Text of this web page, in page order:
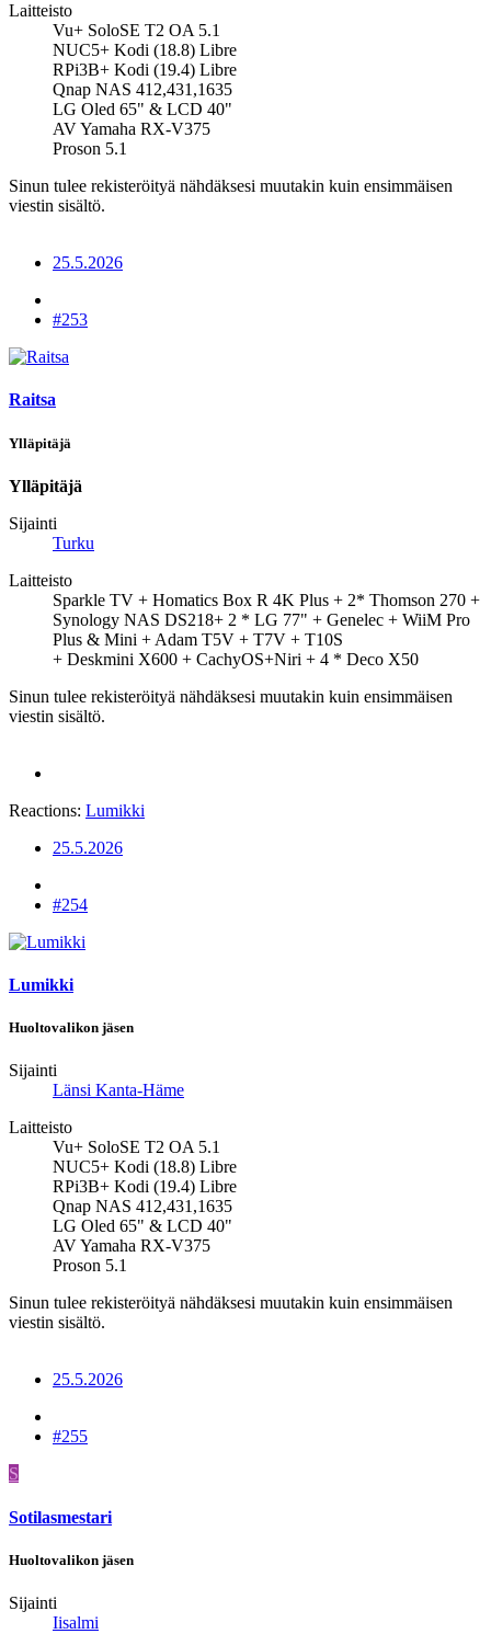
Laitteisto
Vu+ SoloSE T2 OA 5.1
NUC5+ Kodi (18.8) Libre
RPi3B+ Kodi (19.4) Libre
Qnap NAS 412,431,1635
LG Oled 65" & LCD 40"
AV Yamaha RX-V375
Proson 5.1
Sinun tulee rekisteröityä nähdäksesi muutakin kuin ensimmäisen
viestin sisältö.
25.5.2026
#253
Raitsa
Ylläpitäjä
Ylläpitäjä
Sijainti
Turku
Laitteisto
Sparkle TV + Homatics Box R 4K Plus + 2* Thomson 270 +
Synology NAS DS218+ 2 * LG 77" + Genelec + WiiM Pro
Plus & Mini + Adam T5V + T7V + T10S
+ Deskmini X600 + CachyOS+Niri + 4 * Deco X50
Sinun tulee rekisteröityä nähdäksesi muutakin kuin ensimmäisen
viestin sisältö.
Reactions: Lumikki
25.5.2026
#254
Lumikki
Huoltovalikon jäsen
Sijainti
Länsi Kanta-Häme
Laitteisto
Vu+ SoloSE T2 OA 5.1
NUC5+ Kodi (18.8) Libre
RPi3B+ Kodi (19.4) Libre
Qnap NAS 412,431,1635
LG Oled 65" & LCD 40"
AV Yamaha RX-V375
Proson 5.1
Sinun tulee rekisteröityä nähdäksesi muutakin kuin ensimmäisen
viestin sisältö.
25.5.2026
#255
S
Sotilasmestari
Huoltovalikon jäsen
Sijainti
Iisalmi